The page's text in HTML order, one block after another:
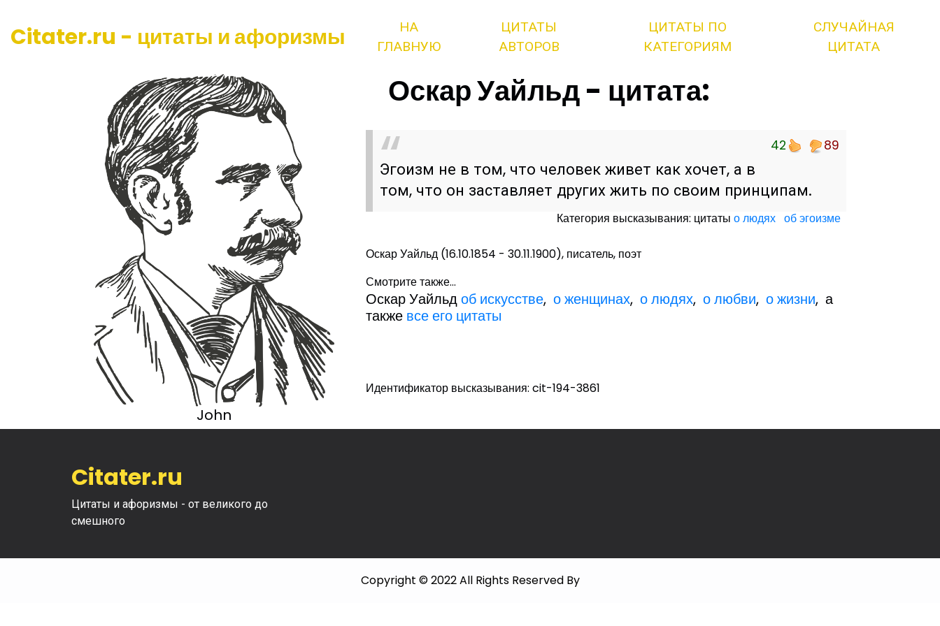
Citater.ru - цитаты и афоризмы
НА
ГЛАВНУЮ
ЦИТАТЫ
АВТОРОВ
ЦИТАТЫ ПО
КАТЕГОРИЯМ
СЛУЧАЙНАЯ
ЦИТАТА
John
Оскар Уайльд - цитата:
42 89
Эгоизм не в том, что человек живет как хочет, а в
том, что он заставляет других жить по своим принципам.
Категория высказывания: цитаты о людях об эгоизме
Оскар Уайльд (16.10.1854 - 30.11.1900), писатель, поэт
Смотрите также...
Оскар Уайльдоб искусстве,о женщинах,о людях,о любви,о жизни, а
также все его цитаты
Идентификатор высказывания: cit-194-3861
Citater.ru
Цитаты и афоризмы - от великого до
смешного
Copyright © 2022 All Rights Reserved By